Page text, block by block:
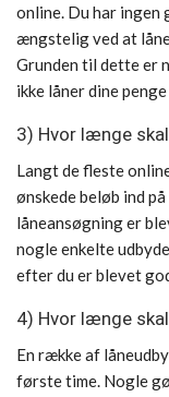
online. Du har
ængstelig ved at
Grunden til dette er
ikke låner dine
3) Hvor længe
Langt de fleste
ønskede beløb ind
låneansøgning er
nogle enkelte
efter du er blevet
4) Hvor længe
En række af
første time. Nogle